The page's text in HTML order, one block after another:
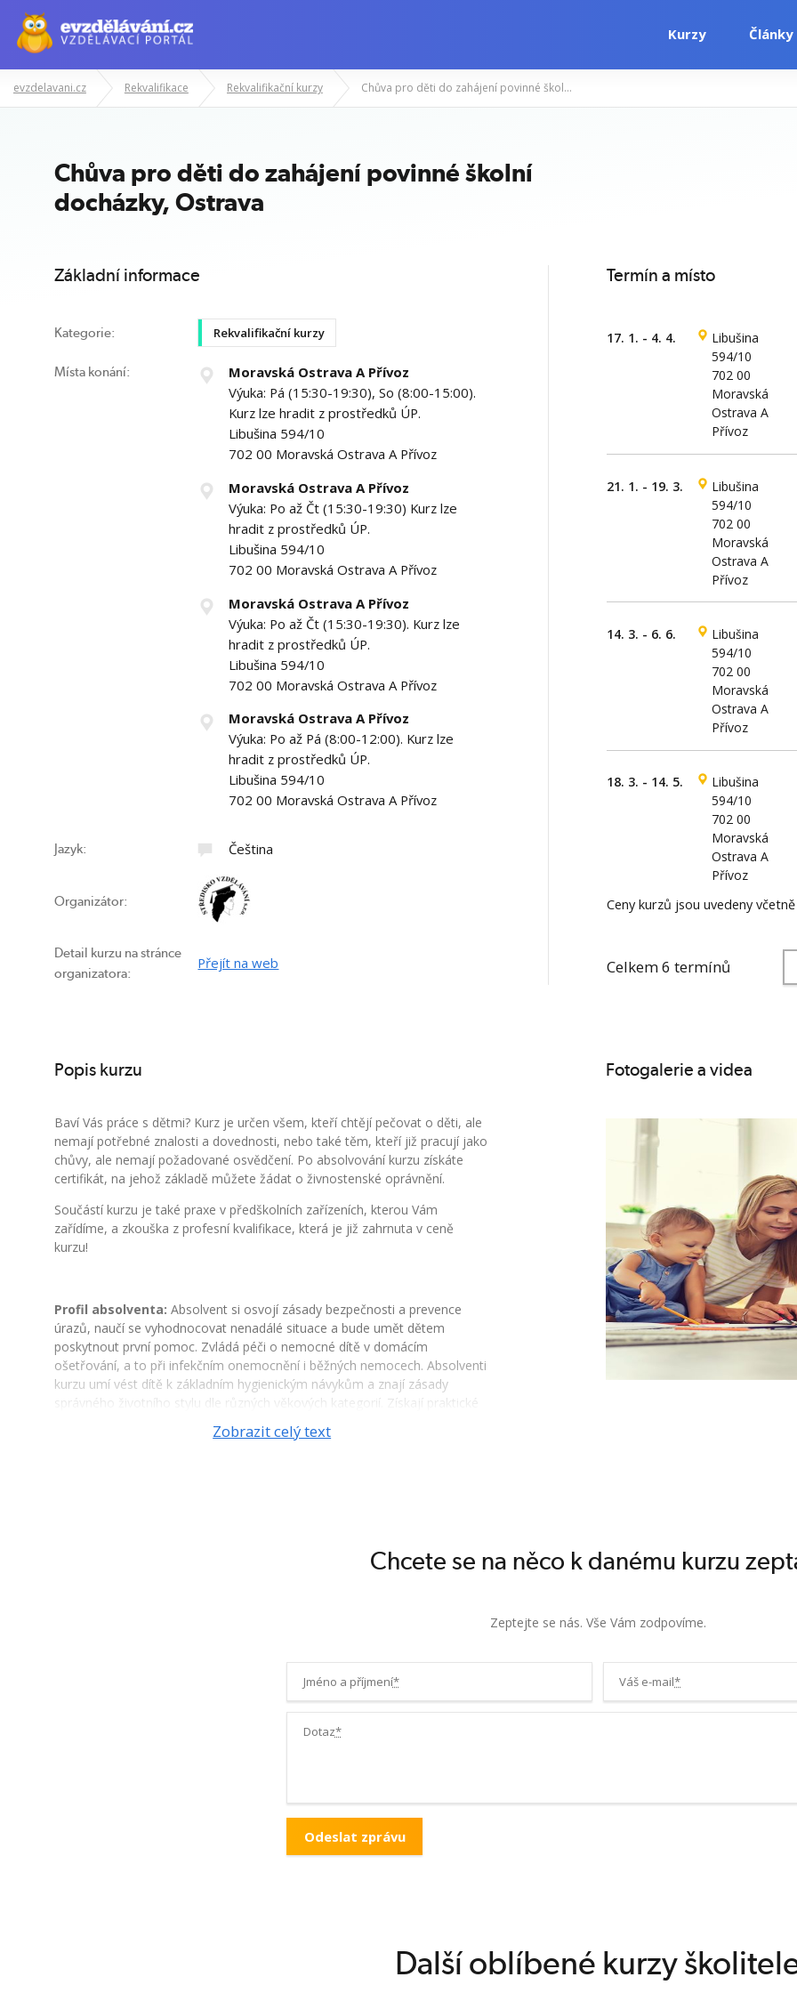
Kurzy Články
Manažerské kurzy Odborné znalosti Počítačové kurzy
evzdelavani.cz Rekvalifikace Rekvalifikační kurzy Chůva pro děti do zahájení povinné školní docházky, Ostrava
Chůva pro děti do zahájení povinné školní
docházky, Ostrava
Základní informace
Kategorie: Rekvalifikační kurzy
Místa konání:
Moravská Ostrava A Přívoz
Výuka: Pá (15:30-19:30), So (8:00-15:00).
Kurz lze hradit z prostředků ÚP.
Libušina 594/10
702 00 Moravská Ostrava A Přívoz
Moravská Ostrava A Přívoz
Výuka: Po až Čt (15:30-19:30) Kurz lze
hradit z prostředků ÚP.
Libušina 594/10
702 00 Moravská Ostrava A Přívoz
Moravská Ostrava A Přívoz
Výuka: Po až Čt (15:30-19:30). Kurz lze
hradit z prostředků ÚP.
Libušina 594/10
702 00 Moravská Ostrava A Přívoz
Moravská Ostrava A Přívoz
Výuka: Po až Pá (8:00-12:00). Kurz lze
hradit z prostředků ÚP.
Libušina 594/10
702 00 Moravská Ostrava A Přívoz
Jazyk: Čeština
Organizátor:
Detail kurzu na stránce
organizatora:
Přejít na web
Termín a místo
17. 1. - 4. 4.
Libušina
594/10
702 00
Moravská
Ostrava A
Přívoz
21. 1. - 19. 3.
Libušina
594/10
702 00
Moravská
Ostrava A
Přívoz
14. 3. - 6. 6.
Libušina
594/10
702 00
Moravská
Ostrava A
Přívoz
18. 3. - 14. 5.
Libušina
594/10
702 00
Moravská
Ostrava A
Přívoz
Ceny kurzů jsou uvedeny
Celkem 6 termínů
Popis kurzu
Baví Vás práce s dětmi? Kurz je určen všem, kteří chtějí pečovat o děti, ale
nemají potřebné znalosti a dovednosti, nebo také těm, kteří již pracují jako
chůvy, ale nemají požadované osvědčení. Po absolvování kurzu získáte
certifikát, na jehož základě můžete žádat o živnostenské oprávnění.
Součástí kurzu je také praxe v předškolních zařízeních, kterou Vám
zařídíme, a zkouška z profesní kvalifikace, která je již zahrnuta v ceně
kurzu!
Profil absolventa: Absolvent si osvojí zásady bezpečnosti a prevence
úrazů, naučí se vyhodnocovat nenadálé situace a bude umět dětem
poskytnout první pomoc. Zvládá péči o nemocné dítě v domácím
ošetřování, a to při infekčním onemocnění i běžných nemocech. Absolventi
kurzu umí vést dítě k základním hygienickým návykům a znají zásady
správného životního stylu dle různých věkových kategorií. Získají praktické
sestavování jídelníčků. Naučí se uplatňovat metody a formy pedagogické
držet. Účastníci kurzu se budou rovněž orientovat v legislativě související s
péči o děti i pracovněprávními vztahy a získají základní znalosti z oblasti
vyhodnocení nenadálých situací, způsoby řešení, resuscitace, první
Zobrazit celý text
Fotogalerie a videa
Chcete se na něco k danému kurzu
Zeptejte se nás. Vše Vám zodpovíme.
Jméno a příjmení* Váš e-mail*
Dotaz*
Další oblíbené kurzy